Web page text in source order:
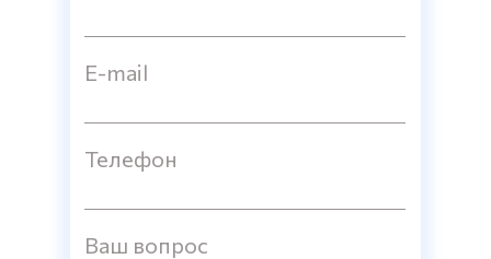
E-mail
Телефон
Ваш вопрос